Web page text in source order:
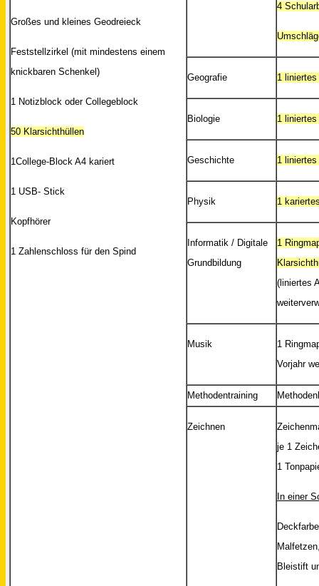
Großes und kleines Geodreieck
Feststellzirkel (mit mindestens einem
knickbaren Schenkel)
1 Notizblock oder Collegeblock
50 Klarsichthüllen
1College-Block A4 kariert
1 USB- Stick
Kopfhörer
1 Zahlenschloss für den Spind
4
Geografie 1
Biologie 1
Geschichte 1
Physik 1
Informatik / Digitale
Grundbildung
1
(liniertes
Musik
1
Vorjahr
Methodentraining
Zeichnen
je 1
1
In einer
Bleistift